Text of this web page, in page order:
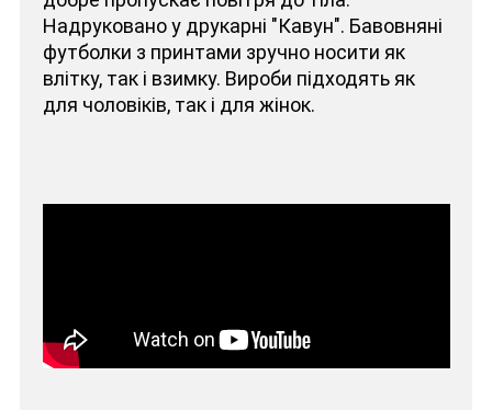
Надруковано у друкарні "Кавун". Бавовняні
футболки з принтами зручно носити як
влітку, так і взимку. Вироби підходять як
для чоловіків, так і для жінок.